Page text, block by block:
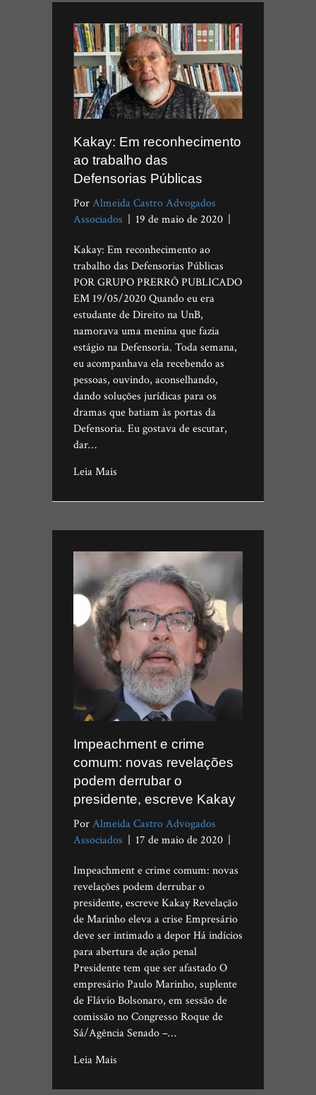
Kakay: Em reconhecimento
ao trabalho das
Defensorias Públicas
PorAlmeida Castro Advogados
Associados
19 de maio de 2020
Kakay: Em reconhecimento ao
trabalho das Defensorias Públicas
POR GRUPO PRERRÔ PUBLICADO
EM 19/05/2020 Quando eu era
estudante de Direito na UnB,
namorava uma menina que fazia
estágio na Defensoria. Toda semana,
eu acompanhava ela recebendo as
pessoas, ouvindo, aconselhando,
dando soluções jurídicas para os
dramas que batiam às portas da
Defensoria. Eu gostava de escutar,
dar…
Leia Mais
Impeachment e crime
comum: novas revelações
podem derrubar o
presidente, escreve Kakay
PorAlmeida Castro Advogados
Associados
17 de maio de 2020
Impeachment e crime comum: novas
revelações podem derrubar o
presidente, escreve Kakay Revelação
de Marinho eleva a crise Empresário
deve ser intimado a depor Há indícios
para abertura de ação penal
Presidente tem que ser afastado O
empresário Paulo Marinho, suplente
de Flávio Bolsonaro, em sessão de
comissão no Congresso Roque de
Sá/Agência Senado –…
Leia Mais